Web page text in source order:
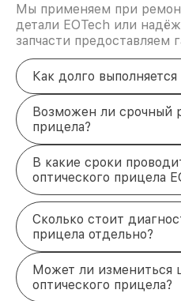
Мы применяем при
детали EOTech или
запчасти предоставляем
Как долго
Возможен ли срочный
прицела?
В какие сроки
оптического прицела
Сколько стоит
прицела отдельно?
Может ли измениться
оптического прицела?